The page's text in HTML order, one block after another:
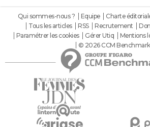
Qui sommes-nous ? Equipe Charte
Tous les articles
RSS Recrutement
Paramétrer les cookies
Gérer Utiq Mentions
© 2026 CCM Benchmark